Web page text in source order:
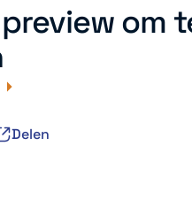
om
Delen